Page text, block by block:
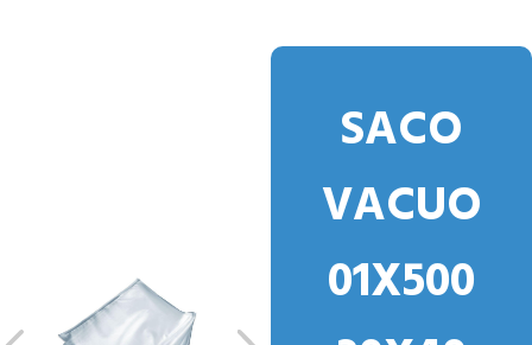
SACO
VACUO
01X500